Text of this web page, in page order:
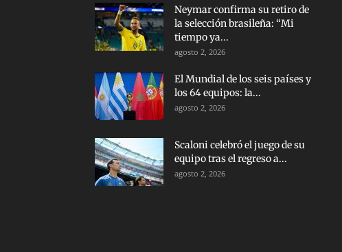
Neymar confirma su retiro de
la selección brasileña: “Mi
tiempo ya...
agosto 2, 2026
El Mundial de los seis países y
los 64 equipos: la...
agosto 2, 2026
Scaloni celebró el juego de su
equipo tras el regreso a...
agosto 2, 2026